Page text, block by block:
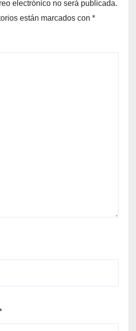
electrónico no será publicada.
están marcados con *